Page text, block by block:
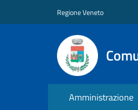
Regione Veneto
Amministrazione